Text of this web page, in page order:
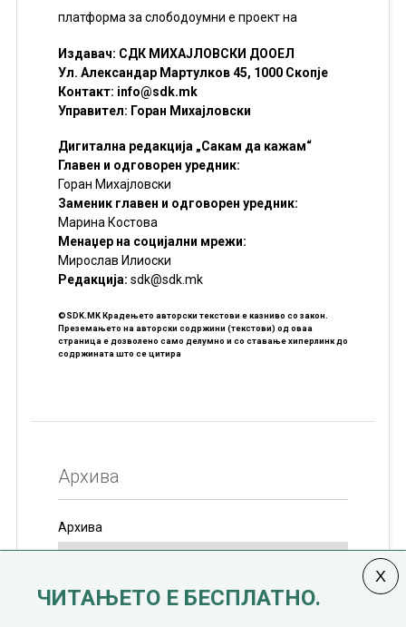
платформа за слободоумни е проект на
Издавач: СДК МИХАЈЛОВСКИ ДООЕЛ
Ул. Александар Мартулков 45, 1000 Скопје
Контакт: info@sdk.mk
Управител: Горан Михајловски
Дигитална редакција „Сакам да кажам“
Главен и одговорен уредник:
Горан Михајловски
Заменик главен и одговорен уредник:
Марина Костова
Менаџер на социјални мрежи:
Мирослав Илиоски
Редакцијa: sdk@sdk.mk
©SDK.MK Крадењето авторски текстови е казниво со закон.
Преземањето на авторски содржини (текстови) од оваа
страница е дозволено само делумно и со ставање хиперлинк до
содржината што се цитира
Архива
Архива
ЧИТАЊЕТО Е БЕСПЛАТНО.